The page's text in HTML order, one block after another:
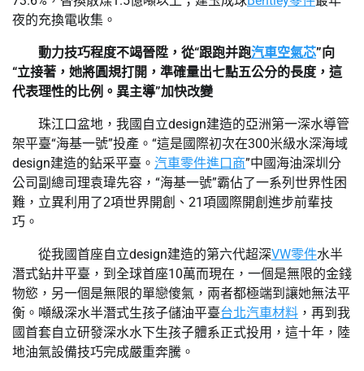
夜的充換電收集。
動力技巧程度不竭晉陞，從“跟跑并跑汽車空氣芯”向
“立接著，她將圓規打開，準確量出七點五公分的長度，這
代表理性的比例。異主導”加快改變
珠江口盆地，我國自立design建造的亞洲第一深水導管
架平臺“海基一號”投產。“這是國際初次在300米級水深海域
design建造的鉆采平臺。 汽車零件進口商”中國海油深圳分
公司副總司理袁瑋先容，“海基一號”霸佔了一系列世界性困
難，立異利用了2項世界開創、21項國際開創進步前輩技
巧。
從我國首座自立design建造的第六代超深VW零件水半
潛式鉆井平臺，到全球首座10萬而現在，一個是無限的金錢
物慾，另一個是無限的單戀傻氣，兩者都極端到讓她無法平
衡。噸級深水半潛式生孩子儲油平臺台北汽車材料 ，再到我
國首套自立研發深水水下生孩子體系正式投用，這十年，陸
地油氣設備技巧完成嚴重奔騰。